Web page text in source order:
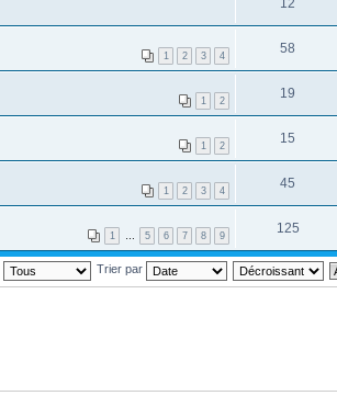
1 2 3 4 58
1 2 19
1 2 15
1 2 3 4 45
1 5 6 7 8 9 125
Trier par